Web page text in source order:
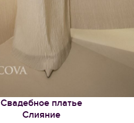
Свадебное платье
Слияние